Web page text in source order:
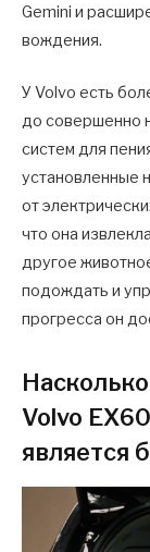
Gemini и
вождения.
У Volvo есть
до совершенно
систем для
установленные
от
что она
другое
подождать и
прогресса он
Volvo
является